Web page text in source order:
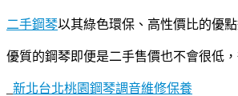
二手鋼琴以其綠色環保、高性價比的優
優質的鋼琴即便是二手售價也不會很低
新北台北桃園鋼琴調音維修保養